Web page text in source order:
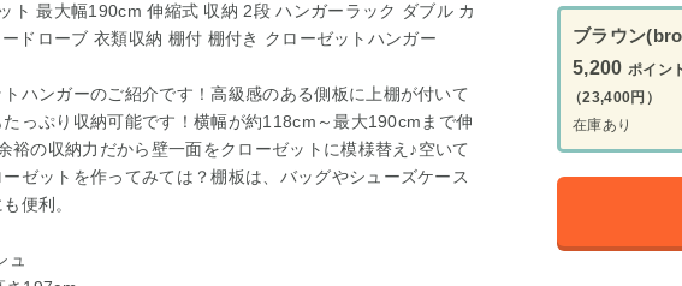
ト 最大幅190cm 伸縮式 収納 2段 ハンガーラック ダブル カ
ドローブ 衣類収納 棚付 棚付き クローゼットハンガー
ハンガーのご紹介です！高級感のある側板に上棚が付いて
っぷり収納可能です！横幅が約118cm～最大190cmまで伸
裕の収納力だから壁一面をクローゼットに模様替え♪空いて
ゼットを作ってみては？棚板は、バッグやシューズケース
便利。
ュ
ブラウン
5,200 ポイン
（23,400円）
在庫あり